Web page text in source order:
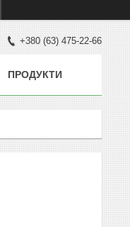
+380 (63) 475-22-66
ПРОДУКТИ